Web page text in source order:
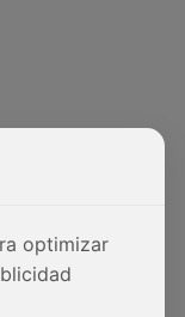
optimizar